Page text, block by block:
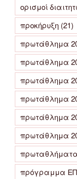
ορισμοί
προκήρυξη (21)
πρωτάθλημα
πρωτάθλημα
πρωτάθλημα
πρωτάθλημα
πρωτάθλημα
πρωτάθλημα
πρόγραμμα